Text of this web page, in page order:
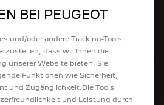
BEI PEUGEOT
und/oder andere Tracking-Tools
dass wir Ihnen die
unserer Website bieten. Sie
Funktionen wie Sicherheit,
und Zugänglichkeit.Die Tools
und Leistung durch